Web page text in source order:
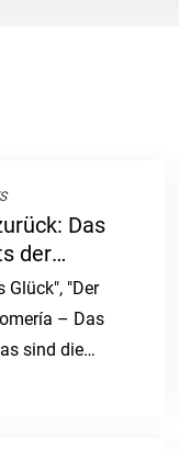
Das
der
Glück", "Der
– Das
sind die